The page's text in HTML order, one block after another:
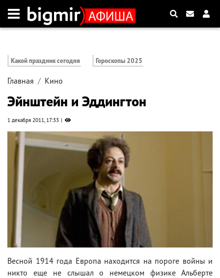
Какой праздник сегодня Гороскопы 2025
Главная Кино
Эйнштейн и Эддингтон
1 декабря 2011, 17:33
Весной 1914 года Европа находится на пороге войны и
никто еще не слышал о немецком физике Альберте